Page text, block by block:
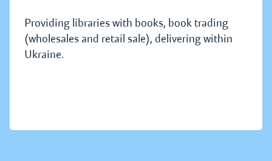
Providing libraries with books, book trading
(wholesales and retail sale), delivering within
Ukraine.